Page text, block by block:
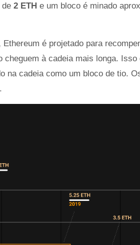
de 2 ETH e um bloco é minado
é projetado para
à cadeia mais longa. Isso
na cadeia como um bloco de tio.